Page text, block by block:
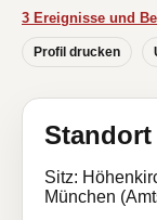
3 Ereignisse und
Profil drucken
Standort
Sitz:
München